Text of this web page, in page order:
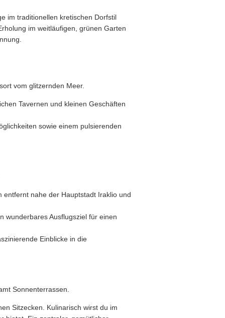
im traditionellen kretischen Dorfstil
im weitläufigen, grünen Garten
vom glitzernden Meer.
Tavernen und kleinen Geschäften
sowie einem pulsierenden
entfernt nahe der Hauptstadt Iraklio und
wunderbares Ausflugsziel für einen
Einblicke in die
Sonnenterrassen.
Sitzecken. Kulinarisch wirst du im